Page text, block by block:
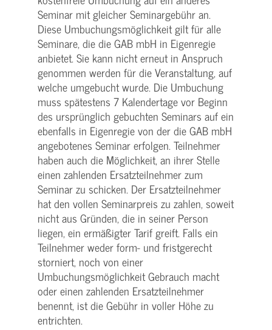
Seminar mit gleicher Seminargebühr an.
Diese Umbuchungsmöglichkeit gilt für alle
Seminare, die die GAB mbH in Eigenregie
anbietet. Sie kann nicht erneut in Anspruch
genommen werden für die Veranstaltung, auf
welche umgebucht wurde. Die Umbuchung
muss spätestens 7 Kalendertage vor Beginn
des ursprünglich gebuchten Seminars auf ein
ebenfalls in Eigenregie von der die GAB mbH
angebotenes Seminar erfolgen. Teilnehmer
haben auch die Möglichkeit, an ihrer Stelle
einen zahlenden Ersatzteilnehmer zum
Seminar zu schicken. Der Ersatzteilnehmer
hat den vollen Seminarpreis zu zahlen, soweit
nicht aus Gründen, die in seiner Person
liegen, ein ermäßigter Tarif greift. Falls ein
Teilnehmer weder form- und fristgerecht
storniert, noch von einer
Umbuchungsmöglichkeit Gebrauch macht
oder einen zahlenden Ersatzteilnehmer
benennt, ist die Gebühr in voller Höhe zu
entrichten.